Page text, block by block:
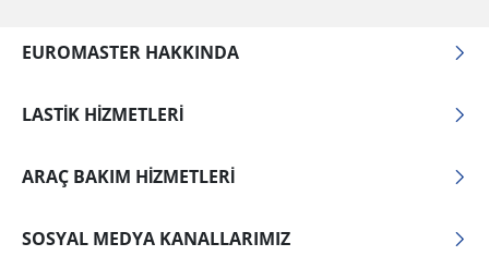
EUROMASTER HAKKINDA
LASTIK HIZMETLERI
ARAÇ BAKIM HIZMETLERI
SOSYAL MEDYA KANALLARIMIZ